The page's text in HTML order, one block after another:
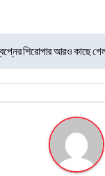
স্বপ্নের শিরোপার আরও কাছে